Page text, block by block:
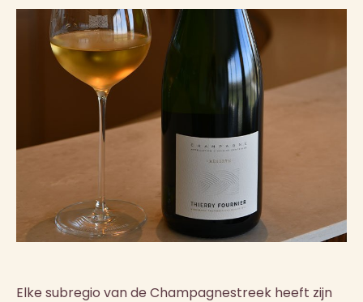
Elke subregio van de Champagnestreek heeft zijn